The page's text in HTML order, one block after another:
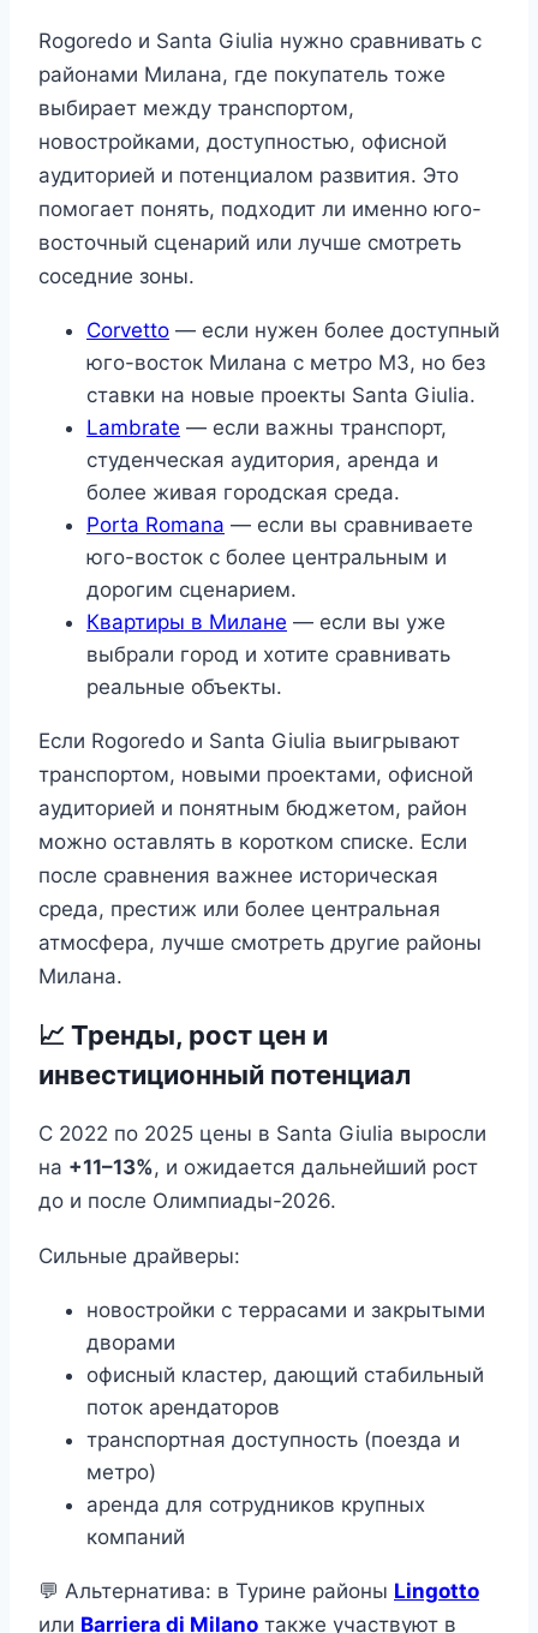
Rogoredo и Santa Giulia нужно сравнивать с
районами Милана, где покупатель тоже
выбирает между транспортом,
новостройками, доступностью, офисной
аудиторией и потенциалом развития. Это
помогает понять, подходит ли именно юго-
восточный сценарий или лучше смотреть
соседние зоны.
Corvetto — если нужен более доступный
юго-восток Милана с метро M3, но без
ставки на новые проекты Santa Giulia.
Lambrate — если важны транспорт,
студенческая аудитория, аренда и
более живая городская среда.
Porta Romana — если вы сравниваете
юго-восток с более центральным и
дорогим сценарием.
Квартиры в Милане — если вы уже
выбрали город и хотите сравнивать
реальные объекты.
Если Rogoredo и Santa Giulia выигрывают
транспортом, новыми проектами, офисной
аудиторией и понятным бюджетом, район
можно оставлять в коротком списке. Если
после сравнения важнее историческая
среда, престиж или более центральная
атмосфера, лучше смотреть другие районы
Милана.
📈 Тренды, рост цен и
инвестиционный потенциал
С 2022 по 2025 цены в Santa Giulia выросли
на +11–13%, и ожидается дальнейший рост
до и после Олимпиады-2026.
Сильные драйверы:
новостройки с террасами и закрытыми
дворами
офисный кластер, дающий стабильный
поток арендаторов
транспортная доступность (поезда и
метро)
аренда для сотрудников крупных
компаний
💬 Альтернатива: в Турине районы Lingotto
или Barriera di Milano также участвуют в